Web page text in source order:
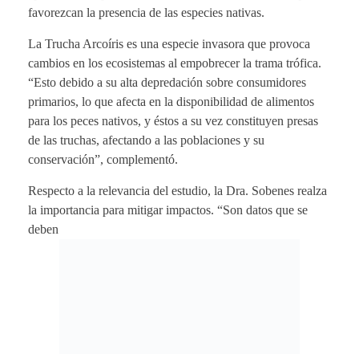
favorezcan la presencia de las especies nativas.
La Trucha Arcoíris es una especie invasora que provoca
cambios en los ecosistemas al empobrecer la trama trófica.
“Esto debido a su alta depredación sobre consumidores
primarios, lo que afecta en la disponibilidad de alimentos
para los peces nativos, y éstos a su vez constituyen presas
de las truchas, afectando a las poblaciones y su
conservación”, complementó.
Respecto a la relevancia del estudio, la Dra. Sobenes realza
la importancia para mitigar impactos. “Son datos que se
deben